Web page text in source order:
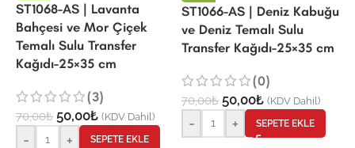
ST1068-AS | Lavanta
Bahçesi ve Mor Çiçek
Temalı Sulu Transfer
Kağıdı-25×35 cm
(3)
70,00₺ 50,00₺ (KDV Dahil)
- + SEPETE EKLE
ST1066-AS | Deniz Kabuğu
ve Deniz Temalı Sulu
Transfer Kağıdı-25×35 cm
(0)
70,00₺ 50,00₺ (KDV Dahil)
- + SEPETE EKLE